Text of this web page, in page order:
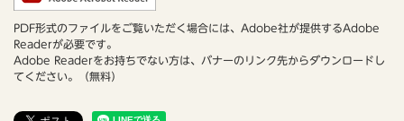
PDF形式のファイルをご覧いただく場合には、Adobe社が提供するAdobe
Readerが必要です。
Adobe Readerをお持ちでない方は、バナーのリンク先からダウンロードし
てください。（無料）